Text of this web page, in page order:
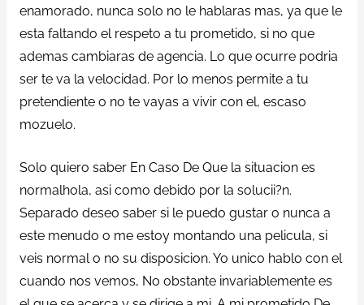
enamorado, nunca solo no le hablaras mas, ya que le
esta faltando el respeto a tu prometido, si no que
ademas cambiaras de agencia. Lo que ocurre podria
ser te va la velocidad. Por lo menos permite a tu
pretendiente o no te vayas a vivir con el, escaso
mozuelo.
Solo quiero saber En Caso De Que la situacion es
normalhola, asi como debido por la solucii?n.
Separado deseo saber si le puedo gustar o nunca a
este menudo o me estoy montando una pelicula, si
veis normal o no su disposicion. Yo unico hablo con el
cuando nos vemos, No obstante invariablemente es